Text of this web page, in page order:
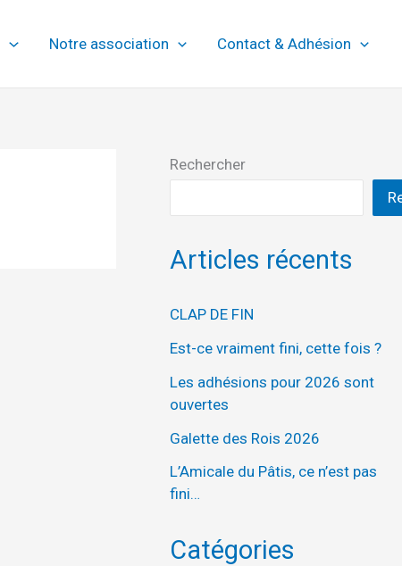
Notre association Contact & Adhésion
Rechercher
Articles récents
CLAP DE FIN
Est-ce vraiment fini, cette fois ?
Les adhésions pour 2026 sont
ouvertes
Galette des Rois 2026
L’Amicale du Pâtis, ce n’est pas
fini…
Catégories